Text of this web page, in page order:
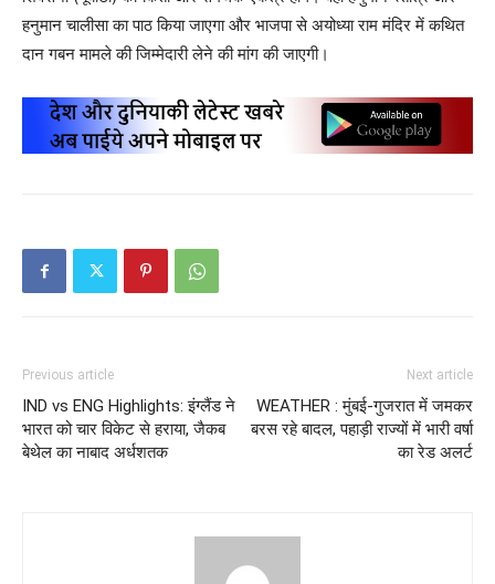
हनुमान चालीसा का पाठ किया जाएगा और भाजपा से अयोध्या राम मंदिर में कथित
दान गबन मामले की जिम्मेदारी लेने की मांग की जाएगी।
Previous article
IND vs ENG Highlights: इंग्लैंड ने
भारत को चार विकेट से हराया, जैकब
बेथेल का नाबाद अर्धशतक
Next article
WEATHER : मुंबई-गुजरात में जमकर
बरस रहे बादल, पहाड़ी राज्यों में भारी वर्षा
का रेड अलर्ट